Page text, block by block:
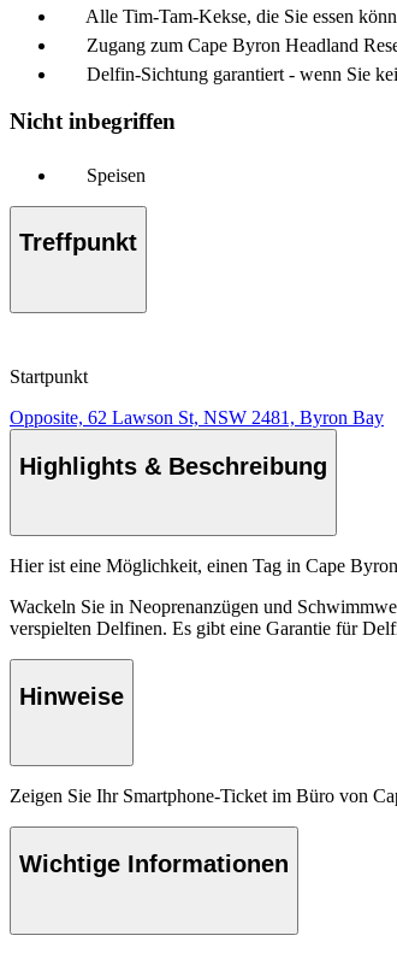
Alle Tim-Tam-Kekse, die Sie essen
Zugang zum Cape Byron Headland
Delfin-Sichtung garantiert - wenn Sie
Nicht inbegriffen
Speisen
Treffpunkt
Startpunkt
Opposite, 62 Lawson St, NSW 2481, Byron Bay
Highlights & Beschreibung
Hier ist eine Möglichkeit, einen Tag in Cape
Wackeln Sie in Neoprenanzügen und
verspielten Delfinen. Es gibt eine Garantie für
Hinweise
Zeigen Sie Ihr Smartphone-Ticket im Büro von
Wichtige Informationen